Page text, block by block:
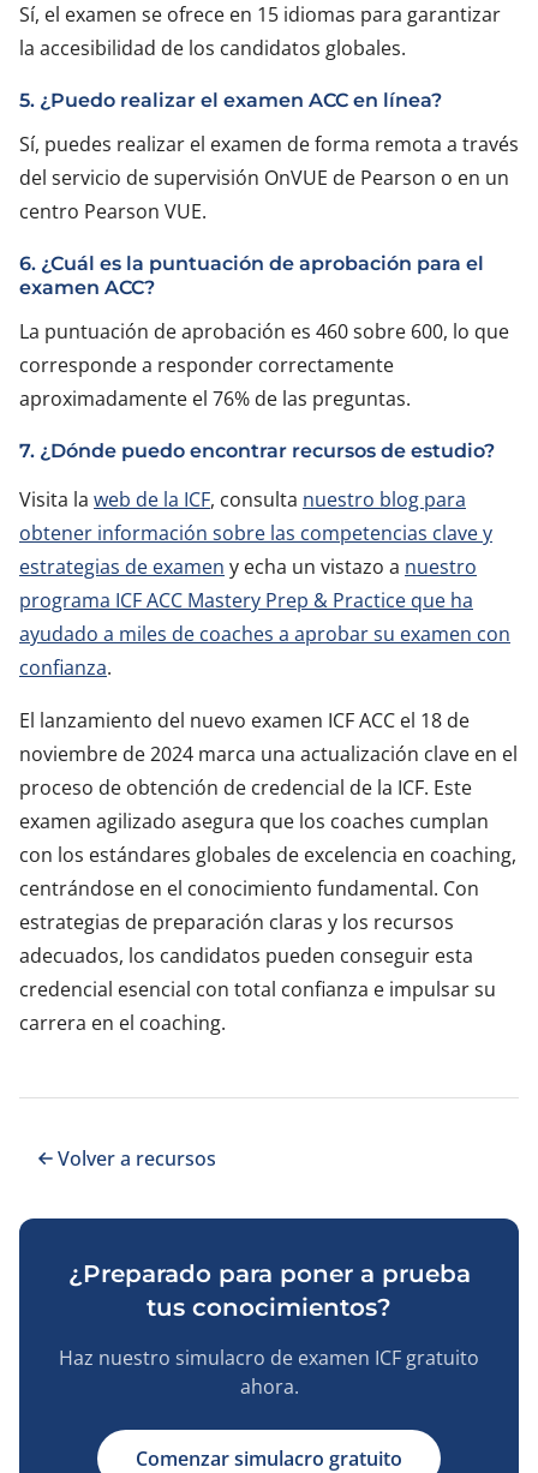
Sí, el examen se ofrece en 15 idiomas para garantizar
la accesibilidad de los candidatos globales.
5. ¿Puedo realizar el examen ACC en línea?
Sí, puedes realizar el examen de forma remota a través
del servicio de supervisión OnVUE de Pearson o en un
centro Pearson VUE.
6. ¿Cuál es la puntuación de aprobación para el
examen ACC?
La puntuación de aprobación es 460 sobre 600, lo que
corresponde a responder correctamente
aproximadamente el 76% de las preguntas.
7. ¿Dónde puedo encontrar recursos de estudio?
Visita la web de la ICF, consulta nuestro blog para
obtener información sobre las competencias clave y
estrategias de examen y echa un vistazo a nuestro
programa ICF ACC Mastery Prep & Practice que ha
ayudado a miles de coaches a aprobar su examen con
confianza.
El lanzamiento del nuevo examen ICF ACC el 18 de
noviembre de 2024 marca una actualización clave en el
proceso de obtención de credencial de la ICF. Este
examen agilizado asegura que los coaches cumplan
con los estándares globales de excelencia en coaching,
centrándose en el conocimiento fundamental. Con
estrategias de preparación claras y los recursos
adecuados, los candidatos pueden conseguir esta
credencial esencial con total confianza e impulsar su
carrera en el coaching.
Volver a recursos
¿Preparado para poner a prueba
tus conocimientos?
Haz nuestro simulacro de examen ICF gratuito
ahora.
Comenzar simulacro gratuito